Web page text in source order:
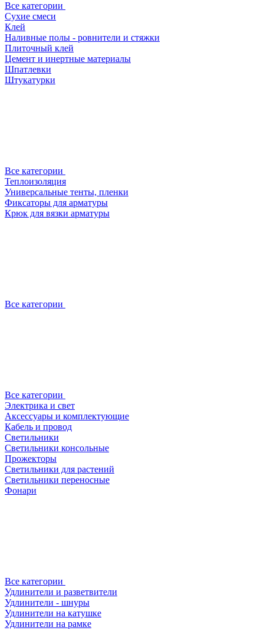
Все категории
Сухие смеси
Клей
Наливные полы - ровнители и стяжки
Плиточный клей
Цемент и инертные материалы
Шпатлевки
Штукатурки
Все категории
Теплоизоляция
Универсальные тенты, пленки
Фиксаторы для арматуры
Крюк для вязки арматуры
Все категории
Все категории
Электрика и свет
Аксессуары и комплектующие
Кабель и провод
Светильники
Светильники консольные
Прожекторы
Светильники для растений
Светильники переносные
Фонари
Все категории
Удлинители и разветвители
Удлинители - шнуры
Удлинители на катушке
Удлинители на рамке